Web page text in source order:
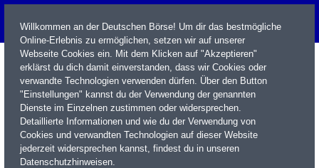
Name / WKN / ISIN / Kürzel
Willkommen an der Deutschen Börse! Um dir das bestmögliche
Online-Erlebnis zu ermöglichen, setzen wir auf unserer
Webseite Cookies ein. Mit dem Klicken auf "Akzeptieren"
erklärst du dich damit einverstanden, dass wir Cookies oder
verwandte Technologien verwenden dürfen. Über den Button
"Einstellungen" kannst du der Verwendung der genannten
Dienste im Einzelnen zustimmen oder widersprechen.
Detaillierte Informationen und wie du der Verwendung von
Cookies und verwandten Technologien auf dieser Website
jederzeit widersprechen kannst, findest du in unseren
Datenschutzhinweisen.